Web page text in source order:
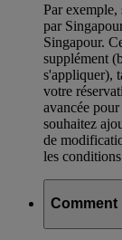
Par
par
Singapour.
supplément
s'appliquer),
votre
avancée
souhaitez
de
les
Comment